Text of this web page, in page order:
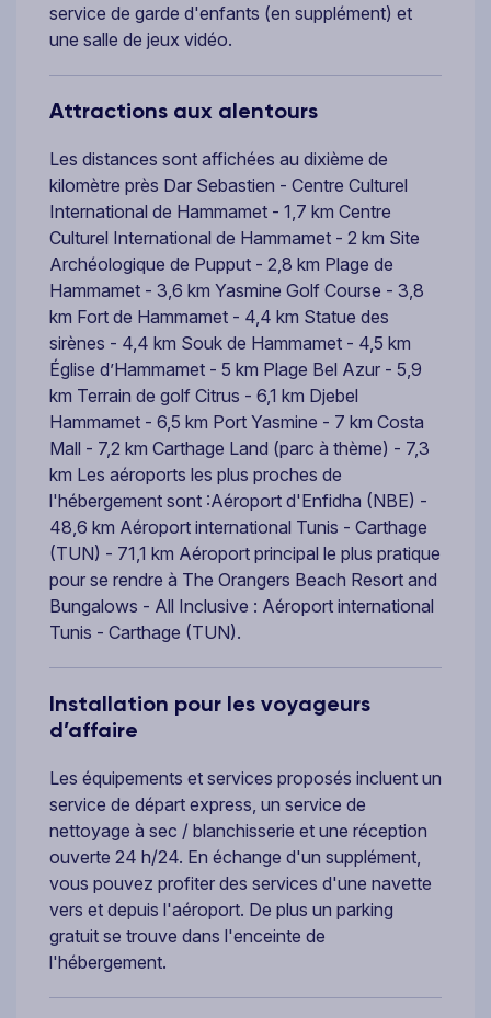
service de garde d'enfants (en supplément) et
une salle de jeux vidéo.
Attractions aux alentours
Les distances sont affichées au dixième de
kilomètre près Dar Sebastien - Centre Culturel
International de Hammamet - 1,7 km Centre
Culturel International de Hammamet - 2 km Site
Archéologique de Pupput - 2,8 km Plage de
Hammamet - 3,6 km Yasmine Golf Course - 3,8
km Fort de Hammamet - 4,4 km Statue des
sirènes - 4,4 km Souk de Hammamet - 4,5 km
Église d’Hammamet - 5 km Plage Bel Azur - 5,9
km Terrain de golf Citrus - 6,1 km Djebel
Hammamet - 6,5 km Port Yasmine - 7 km Costa
Mall - 7,2 km Carthage Land (parc à thème) - 7,3
km Les aéroports les plus proches de
l'hébergement sont :Aéroport d'Enfidha (NBE) -
48,6 km Aéroport international Tunis - Carthage
(TUN) - 71,1 km Aéroport principal le plus pratique
pour se rendre à The Orangers Beach Resort and
Bungalows - All Inclusive : Aéroport international
Tunis - Carthage (TUN).
Installation pour les voyageurs
d’affaire
Les équipements et services proposés incluent un
service de départ express, un service de
nettoyage à sec / blanchisserie et une réception
ouverte 24 h/24. En échange d'un supplément,
vous pouvez profiter des services d'une navette
vers et depuis l'aéroport. De plus un parking
gratuit se trouve dans l'enceinte de
l'hébergement.